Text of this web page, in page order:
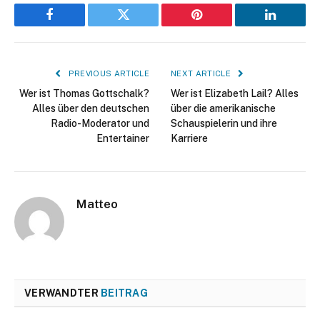
Facebook Twitter Pinterest LinkedIn
PREVIOUS ARTICLE
Wer ist Thomas Gottschalk?
Alles über den deutschen
Radio-Moderator und
Entertainer
NEXT ARTICLE
Wer ist Elizabeth Lail? Alles
über die amerikanische
Schauspielerin und ihre
Karriere
Matteo
VERWANDTER BEITRAG